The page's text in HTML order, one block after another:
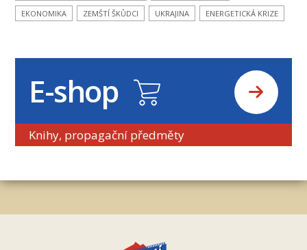
EKONOMIKA
ZEMŠTÍ ŠKŮDCI UKRAJINA ENERGETICKÁ KRIZE
E-shop
Knihy, propagační předměty